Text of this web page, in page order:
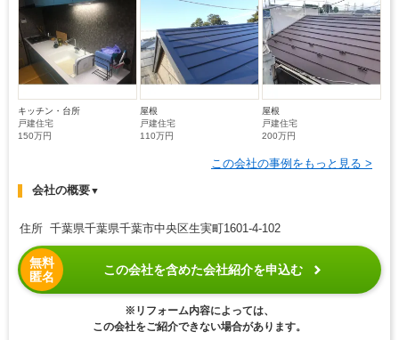
キッチン・台所
戸建住宅
150万円
屋根
戸建住宅
110万円
屋根
戸建住宅
200万円
この会社の事例をもっと見る >
会社の概要▼
住所 千葉県千葉県千葉市中央区生実町1601-4-102
無料
匿名
この会社を含めた会社紹介を申込む
※リフォーム内容によっては、
この会社をご紹介できない場合があります。